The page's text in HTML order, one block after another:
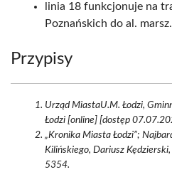
linia 18 funkcjonuje na
Poznańskich do al.
Przypisy
Urząd MiastaU.M. Łodzi,
Łodzi [online] [dostęp
„Kronika Miasta Łodzi”;
Kilińskiego, Dariusz
5354.